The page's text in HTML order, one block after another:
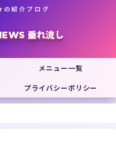
紹介ブログ
垂れ流し
メニュー一覧
プライバシーポリシー